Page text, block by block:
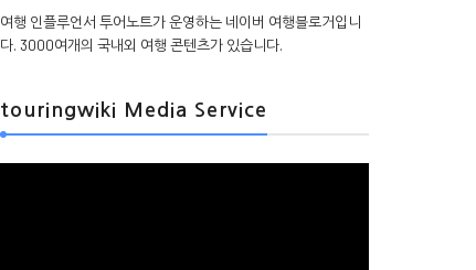
여행 인플루언서 투어노트가 운영하는 네이버 여행블로거입니
다. 3000여개의 국내외 여행 콘텐츠가 있습니다.
touringwiki Media Service